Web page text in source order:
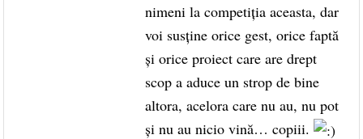
nimeni la competiţia aceasta, dar
voi susţine orice gest, orice faptă
şi orice proiect care are drept
scop a aduce un strop de bine
altora, acelora care nu au, nu pot
şi nu au nicio vină… copiii.